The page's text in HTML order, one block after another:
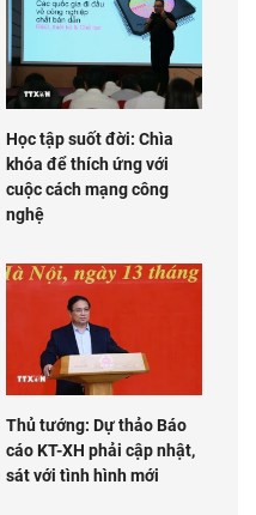
Học tập suốt đời: Chìa
khóa để thích ứng với
cuộc cách mạng công
nghệ
Thủ tướng: Dự thảo Báo
cáo KT-XH phải cập nhật,
sát với tình hình mới